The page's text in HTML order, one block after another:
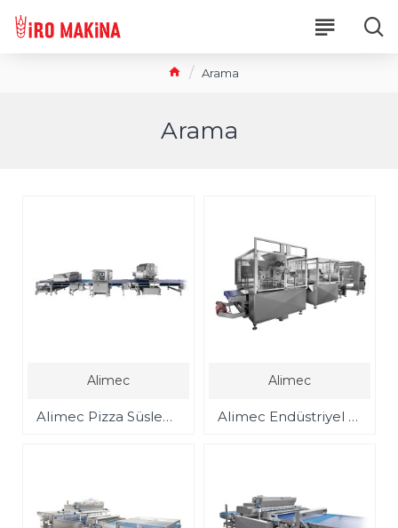
Arama
Arama
Alimec
Alimec Pizza Süsleme Hattı
Alimec
Alimec Endüstriyel Kurabiye üretim Hattı